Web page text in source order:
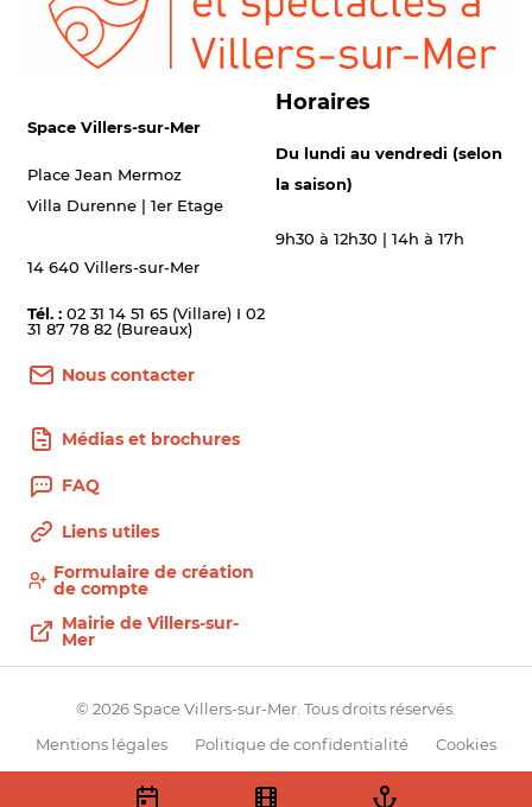
Space Villers-sur-Mer
Place Jean Mermoz
Villa Durenne | 1er Etage
14 640 Villers-sur-Mer
Tél. : 02 31 14 51 65 (Villare) I 02
31 87 78 82 (Bureaux)
Nous contacter
Horaires
Du lundi au vendredi (selon
la saison)
9h30 à 12h30 | 14h à 17h
Médias et brochures
FAQ
Liens utiles
Formulaire de création
de compte
Mairie de Villers-sur-
Mer
© 2026 Space Villers-sur-Mer. Tous droits réservés.
Mentions légales
Politique de confidentialité Cookies